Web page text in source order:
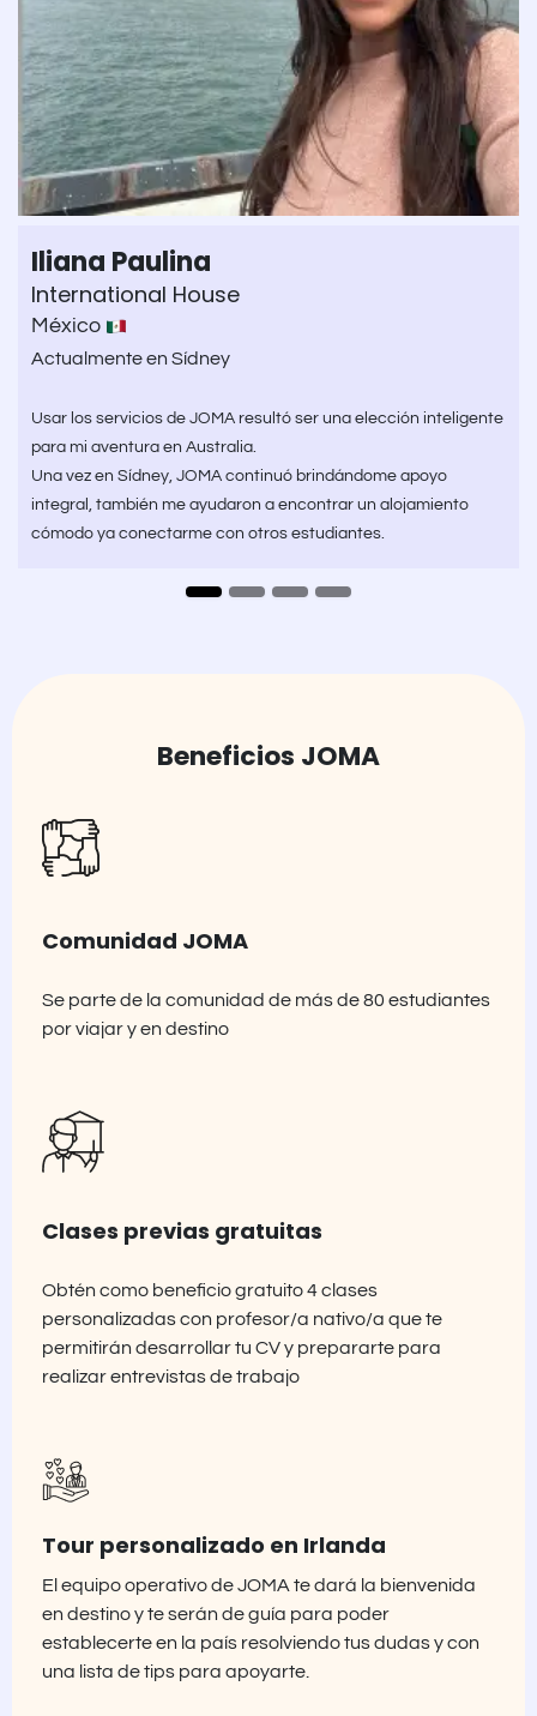
Iliana Paulina
International House
México
Actualmente en Sídney
Usar los servicios de JOMA resultó ser una elección inteligente
para mi aventura en Australia.
Una vez en Sídney, JOMA continuó brindándome apoyo
integral, también me ayudaron a encontrar un alojamiento
cómodo ya conectarme con otros estudiantes. ​
Beneficios JOMA
Comunidad JOMA
Se parte de la comunidad de más de 80 estudiantes
por viajar y en destino
Clases previas gratuitas
Obtén como beneficio gratuito 4 clases
personalizadas con profesor/a nativo/a que te
permitirán desarrollar tu CV y prepararte para
realizar entrevistas de trabajo
Tour personalizado en Irlanda
El equipo operativo de JOMA te dará la bienvenida
en destino y te serán de guía para poder
establecerte en la país resolviendo tus dudas y con
una lista de tips para apoyarte.